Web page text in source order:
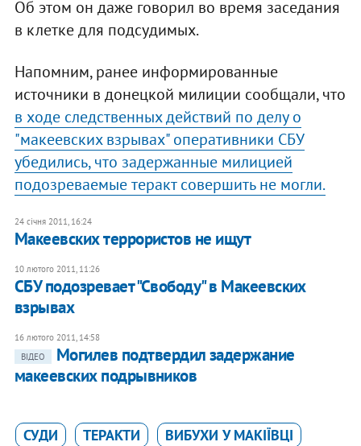
Об этом он даже говорил во время заседания
в клетке для подсудимых.
Напомним, ранее информированные
источники в донецкой милиции сообщали, что
в ходе следственных действий по делу о
"макеевских взрывах" оперативники СБУ
убедились, что задержанные милицией
подозреваемые теракт совершить не могли.
24 січня 2011, 16:24
Макеевских террористов не ищут
10 лютого 2011, 11:26
СБУ подозревает "Свободу" в Макеевских
взрывах
16 лютого 2011, 14:58
ВІДЕО
Могилев подтвердил задержание
макеевских подрывников
СУДИ ТЕРАКТИ ВИБУХИ У МАКІЇВЦІ